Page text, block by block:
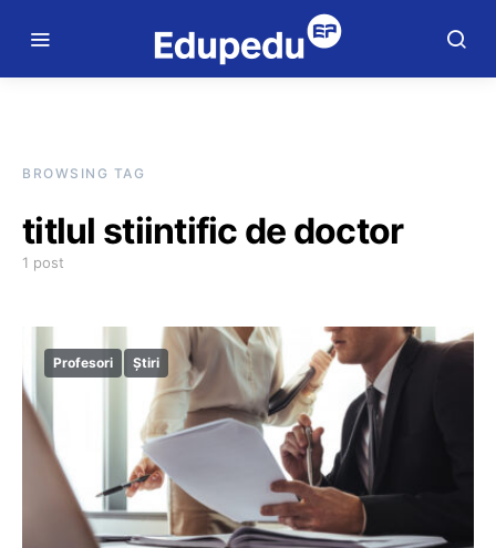
BROWSING TAG
titlul stiintific de doctor
1 post
Profesori Știri